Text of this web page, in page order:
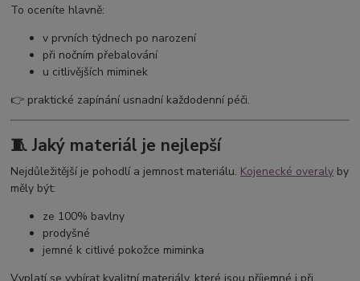
To oceníte hlavně:
v prvních týdnech po narození
při nočním přebalování
u citlivějších miminek
👉 praktické zapínání usnadní každodenní péči.
🧵 Jaký materiál je nejlepší
Nejdůležitější je pohodlí a jemnost materiálu. Kojenecké overaly by
měly být:
ze 100% bavlny
prodyšné
jemné k citlivé pokožce miminka